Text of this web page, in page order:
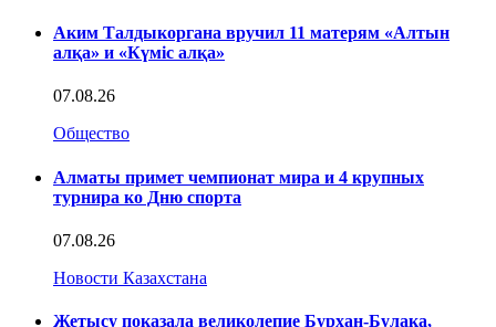
Аким Талдыкоргана вручил 11 матерям «Алтын
алқа» и «Күміс алқа»
07.08.26
Общество
Алматы примет чемпионат мира и 4 крупных
турнира ко Дню спорта
07.08.26
Новости Казахстана
Жетысу показала великолепие Бурхан-Булака,